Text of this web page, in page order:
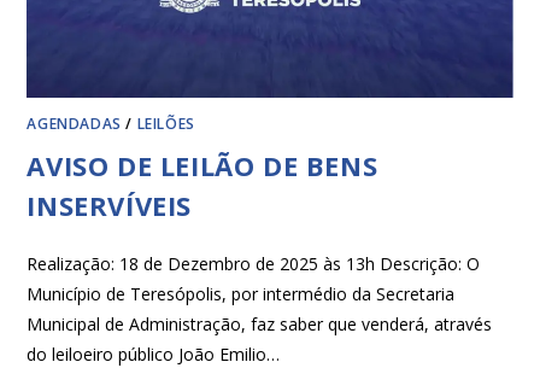
AGENDADAS / LEILÕES
AVISO DE LEILÃO DE BENS
INSERVÍVEIS
Realização: 18 de Dezembro de 2025 às 13h Descrição: O
Município de Teresópolis, por intermédio da Secretaria
Municipal de Administração, faz saber que venderá, através
do leiloeiro público João Emilio…